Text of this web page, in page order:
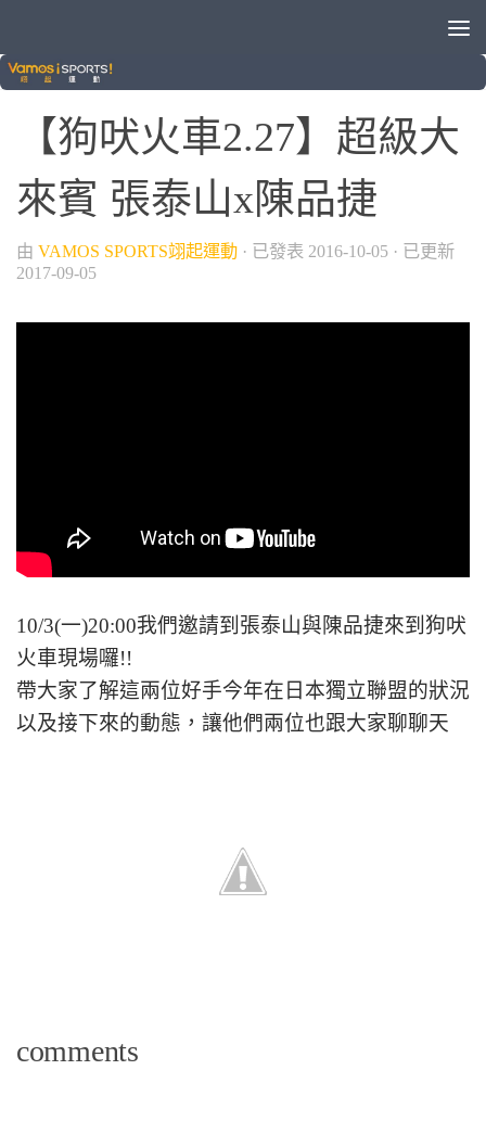
旅外球員動態
【狗吠火車2.27】超級大
來賓 張泰山x陳品捷
由 VAMOS SPORTS翊起運動 · 已發表 2016-10-05 · 已更新
2017-09-05
10/3(一)20:00我們邀請到張泰山與陳品捷來到狗吠
火車現場囉!!
帶大家了解這兩位好手今年在日本獨立聯盟的狀況
以及接下來的動態，讓他們兩位也跟大家聊聊天
comments